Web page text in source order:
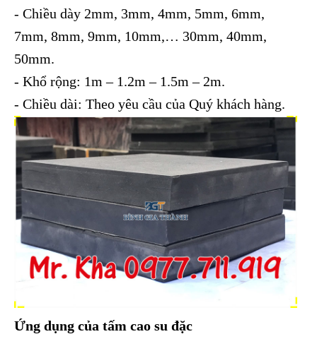
- Chiều dày 2mm, 3mm, 4mm, 5mm, 6mm,
7mm, 8mm, 9mm, 10mm,… 30mm, 40mm,
50mm.
- Khổ rộng: 1m – 1.2m – 1.5m – 2m.
- Chiều dài: Theo yêu cầu của Quý khách hàng.
Ứng dụng của tấm cao su đặc